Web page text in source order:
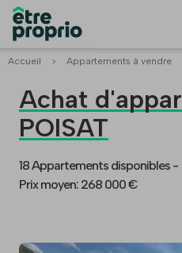
Accueil > Appartements à vendre
Achat
POISAT
18 Appartements disponibles -
Prix moyen: 268 000 €